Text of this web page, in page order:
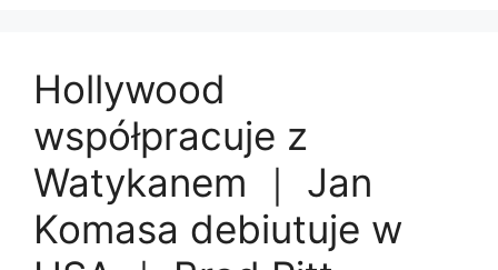
Hollywood
współpracuje z
Watykanem ｜ Jan
Komasa debiutuje w